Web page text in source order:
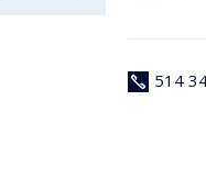
514